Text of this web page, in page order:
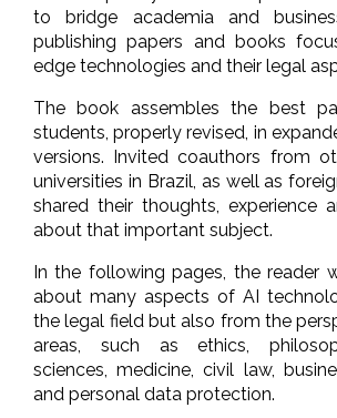
to bridge academia and
publishing papers and books
edge technologies and their legal
The book assembles the best
students, properly revised, in
versions. Invited coauthors from
universities in Brazil, as well as
shared their thoughts, experience
about that important subject.
In the following pages, the reader
about many aspects of AI
the legal field but also from the
areas, such as ethics,
sciences, medicine, civil law,
and personal data protection.